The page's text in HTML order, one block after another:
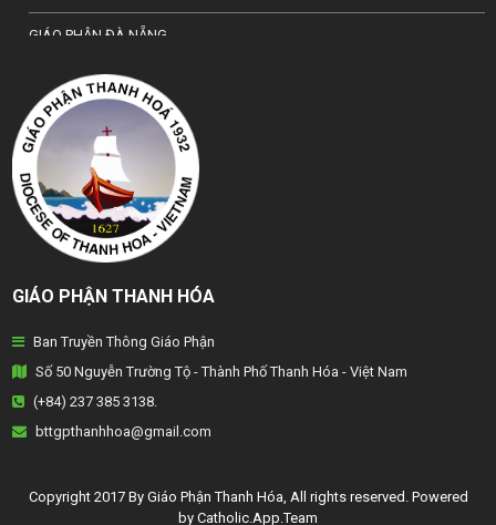
GIÁO PHẬN ĐÀ NẴNG
TỔNG GIÁO PHẬN HÀ NỘI
GIÁO PHẬN HẢI PHÒNG
TỔNG GIÁO PHẬN HUẾ
GIÁO PHẬN HƯNG HOÁ
GIÁO PHẬN KON TUM
GIÁO PHẬN LẠNG SƠN
GIÁO PHẬN LONG XUYÊN
GIÁO PHẬN PHAN THIẾT
GIÁO PHẬN THANH HÓA
Ban Truyền Thông Giáo Phận
Số 50 Nguyễn Trường Tộ - Thành Phố Thanh Hóa - Việt Nam
(+84) 237 385 3138.
bttgpthanhhoa@gmail.com
Copyright 2017 By Giáo Phận Thanh Hóa, All rights reserved. Powered
by Catholic.App.Team